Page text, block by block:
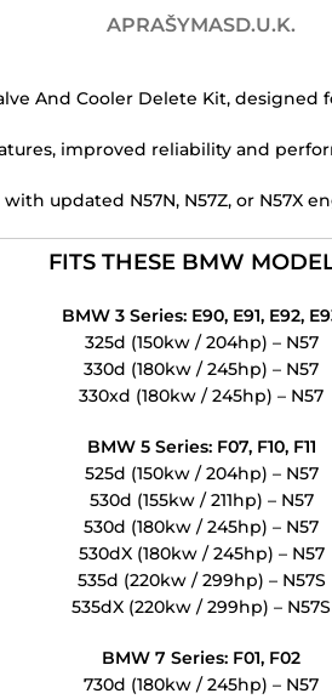
APRAŠYMASD.U.K.
And Cooler Delete Kit, designed
improved reliability and
updated N57N, N57Z, or N57X
FITS THESE BMW
BMW 3 Series: E90, E91, E92,
325d (150kw / 204hp) – N57
330d (180kw / 245hp) – N57
330xd (180kw / 245hp) – N57
BMW 5 Series: F07, F10, F11
525d (150kw / 204hp) – N57
530d (155kw / 211hp) – N57
530d (180kw / 245hp) – N57
530dX (180kw / 245hp) – N57
535d (220kw / 299hp) – N57S
535dX (220kw / 299hp) – N57S
BMW 7 Series: F01, F02
730d (180kw / 245hp) – N57